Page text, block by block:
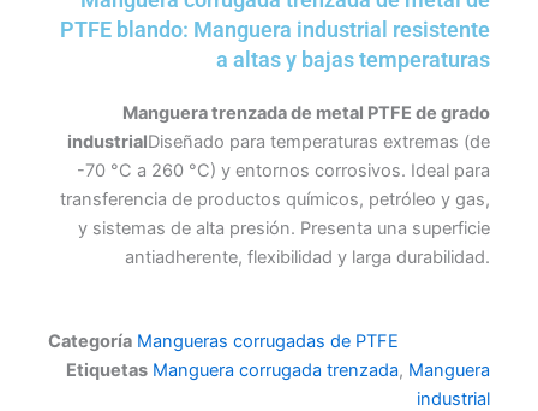
PTFE blando: Manguera industrial resistente
a altas y bajas temperaturas
Manguera trenzada de metal PTFE de grado
industrialDiseñado para temperaturas extremas (de
-70 °C a 260 °C) y entornos corrosivos. Ideal para
transferencia de productos químicos, petróleo y gas,
y sistemas de alta presión. Presenta una superficie
antiadherente, flexibilidad y larga durabilidad.
Categoría Mangueras corrugadas de PTFE
Etiquetas Manguera corrugada trenzada, Manguera
industrial